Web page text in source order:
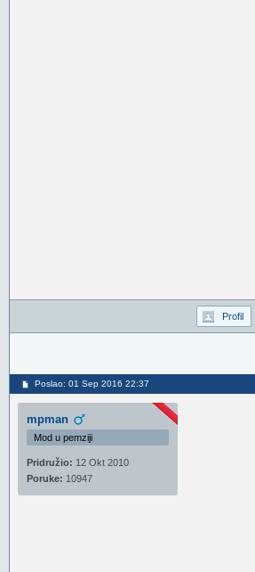
Profil
Poslao: 01 Sep 2016 22:37
mpman
Mod u pemziji
Pridružio: 12 Okt 2010
Poruke: 10947